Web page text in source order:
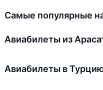
Самые популярные
Авиабилеты из
Авиабилеты в